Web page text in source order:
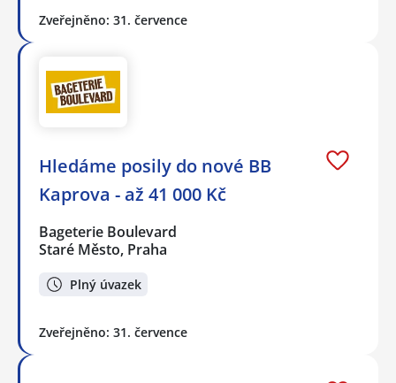
Zveřejněno: 31. července
Hledáme posily do nové BB
Kaprova - až 41 000 Kč
Bageterie Boulevard
Staré Město, Praha
Plný úvazek
Zveřejněno: 31. července